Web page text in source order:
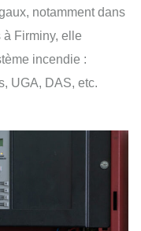
notamment dans
à Firminy, elle
incendie :
UGA, DAS, etc.